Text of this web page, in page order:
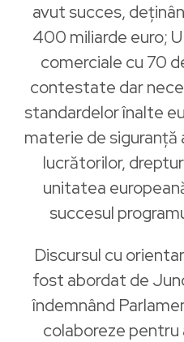
avut succes,
400 miliarde euro;
comerciale cu 70
contestate dar
standardelor înalte
materie de
lucrătorilor,
unitatea
succesul
Discursul cu
fost abordat de
îndemnând
colaboreze pentru